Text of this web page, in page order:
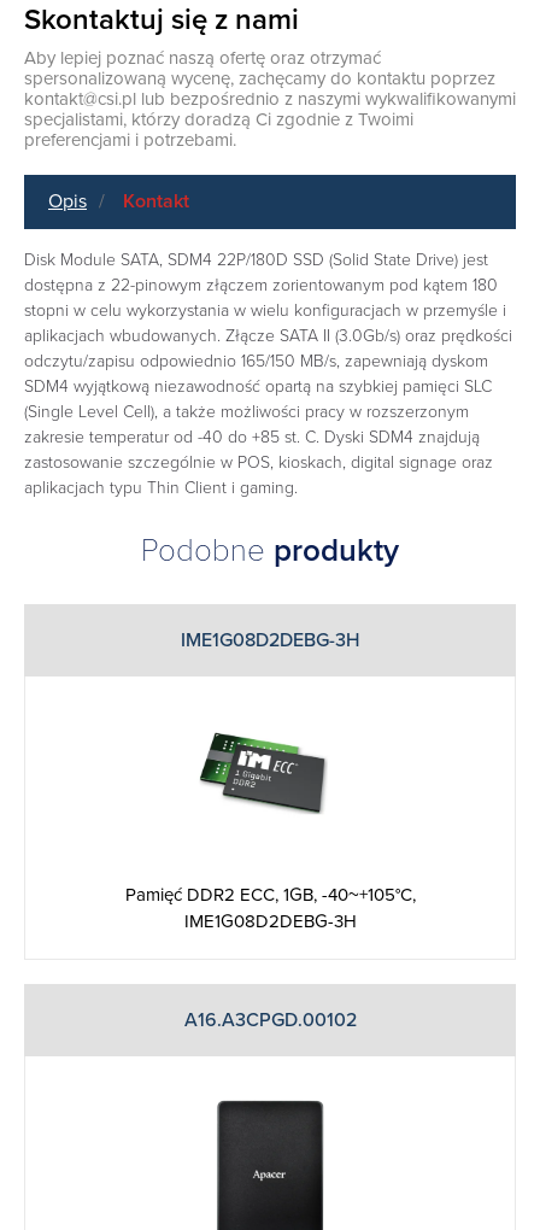
Skontaktuj się z nami
Aby lepiej poznać naszą ofertę oraz otrzymać
spersonalizowaną wycenę, zachęcamy do kontaktu poprzez
kontakt@csi.pl lub bezpośrednio z naszymi wykwalifikowanymi
specjalistami, którzy doradzą Ci zgodnie z Twoimi
preferencjami i potrzebami.
Opis Kontakt
Disk Module SATA, SDM4 22P/180D SSD (Solid State Drive) jest
dostępna z 22-pinowym złączem zorientowanym pod kątem 180
stopni w celu wykorzystania w wielu konfiguracjach w przemyśle i
aplikacjach wbudowanych. Złącze SATA II (3.0Gb/s) oraz prędkości
odczytu/zapisu odpowiednio 165/150 MB/s, zapewniają dyskom
SDM4 wyjątkową niezawodność opartą na szybkiej pamięci SLC
(Single Level Cell), a także możliwości pracy w rozszerzonym
zakresie temperatur od -40 do +85 st. C. Dyski SDM4 znajdują
zastosowanie szczególnie w POS, kioskach, digital signage oraz
aplikacjach typu Thin Client i gaming.
Podobne produkty
IME1G08D2DEBG-3H
Pamięć DDR2 ECC, 1GB, -40~+105°C,
IME1G08D2DEBG-3H
A16.A3CPGD.00102